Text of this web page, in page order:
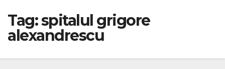
Tag:spitalul grigore
alexandrescu